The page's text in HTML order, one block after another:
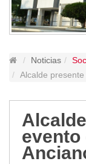
Noticias
Alcalde
evento
Himno a Macará
Símbolos Patrios
Gastronomía
Lugares Turísticos
Balnearios
Petroglifos
Numbiaranga
Plan de